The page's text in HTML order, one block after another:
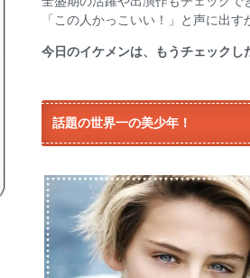
「この人かっこいい！」と声に出す
今日のイケメンは、もうチェックし
話題の世界一の美少年！